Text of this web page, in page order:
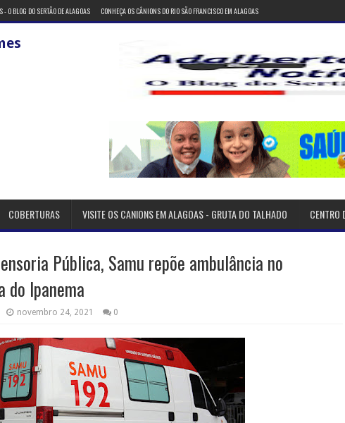
O BLOG DO SERTÃO DE ALAGOAS CONHEÇA OS CÂNIONS DO RIO SÃO FRANCISCO EM ALAGOAS
COBERTURAS VISITE OS CANIONS EM ALAGOAS - GRUTA DO TALHADO CENTRO
Pública, Samu repõe ambulância no
do Ipanema
novembro 24, 2021 0